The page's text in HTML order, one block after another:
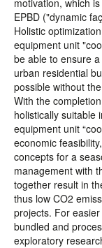
motivation, which
EPBD ("dynamic
Holistic
equipment unit
be able to ensure
urban residential
possible without
With the
holistically suitable
equipment unit
economic
concepts for a
management with
together result in
thus low CO2
projects. For
bundled and
exploratory